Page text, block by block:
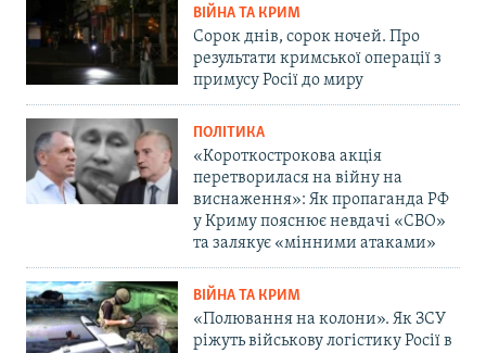
ВІЙНА ТА КРИМ
Сорок днів, сорок ночей. Про
результати кримської операції з
примусу Росії до миру
ПОЛІТИКА
«Короткострокова акція
перетворилася на війну на
виснаження»: Як пропаганда РФ
у Криму пояснює невдачі «СВО»
та залякує «мінними атаками»
ВІЙНА ТА КРИМ
«Полювання на колони». Як ЗСУ
ріжуть військову логістику Росії в